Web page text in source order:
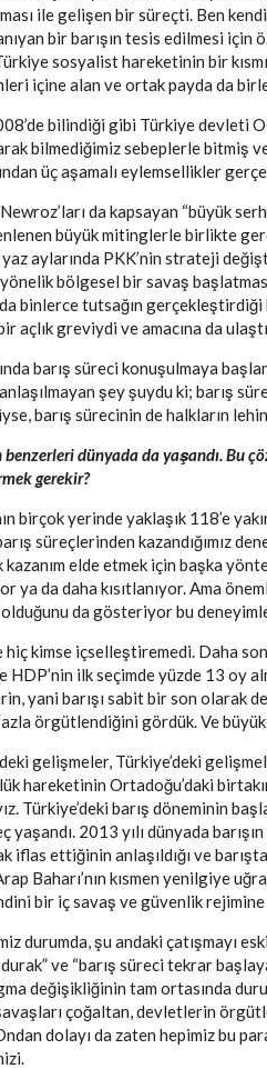
ile gelişen bir süreçti. Ben
bir barışın tesis edilmesi için
sosyalist hareketinin bir
içine alan ve ortak payda da
bilindiği gibi Türkiye devleti
bilmediğimiz sebeplerle bitmiş
üç aşamalı eylemsellikler
da kapsayan “büyük
büyük mitinglerle birlikte
yaz aylarında PKK’nin strateji
bölgesel bir savaş
binlerce tutsağın
açlık greviydi ve amacına da
barış süreci konuşulmaya
şey şuydu ki; barış
barış sürecinin de halkların
benzerleri dünyada da yaşandı. Bu
gerekir?
birçok yerinde yaklaşık 118’e
süreçlerinden kazandığımız
kazanım elde etmek için başka
ya da daha kısıtlanıyor. Ama
da gösteriyor bu
kimse içselleştiremedi. Daha
HDP’nin ilk seçimde yüzde 13 oy
yani barışı sabit bir son olarak
örgütlendiğini gördük. Ve büyük
gelişmeler, Türkiye’deki
hareketinin Ortadoğu’daki
Türkiye’deki barış döneminin
2013 yılı dünyada
ettiğinin anlaşıldığı ve
Baharı’nın kısmen yenilgiye
bir iç savaş ve güvenlik
durumda, şu andaki çatışmayı
ve “barış süreci tekrar
değişikliğinin tam ortasında
savaşları çoğaltan, devletlerin
dolayı da zaten hepimiz bu